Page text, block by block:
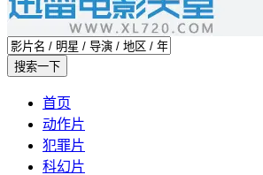
首页
动作片
犯罪片
科幻片